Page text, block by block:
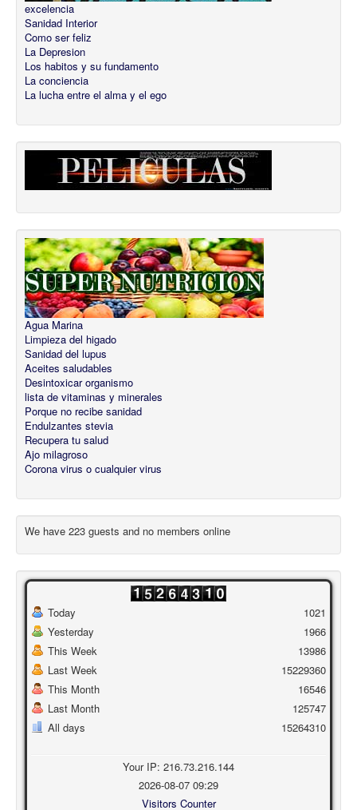
excelencia
Sanidad Interior
Como ser feliz
La Depresion
Los habitos y su fundamento
La conciencia
La lucha entre el alma y el ego
Agua Marina
Limpieza del higado
Sanidad del lupus
Aceites saludables
Desintoxicar organismo
lista de vitaminas y minerales
Porque no recibe sanidad
Endulzantes stevia
Recupera tu salud
Ajo milagroso
Corona virus o cualquier virus
We have 223 guests and no members online
Today
Yesterday
This Week
Last Week
This Month
Last Month
All days
1021
1966
13986
15229360
16546
125747
15264310
Your IP: 216.73.216.144
2026-08-07 09:29
Visitors Counter